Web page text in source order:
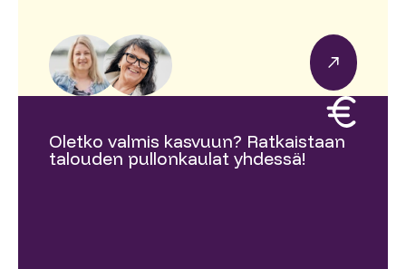
Oletko valmis kasvuun? Ratkaistaan
talouden pullonkaulat yhdessä!